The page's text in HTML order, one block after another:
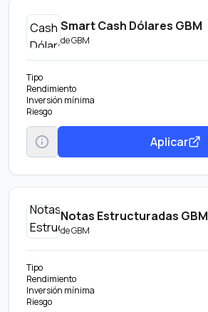
Smart Cash Dólares GBM
deGBM
Tipo
Rendimiento
Inversión mínima
Riesgo
Aplicar
Notas Estructuradas GBM
deGBM
Tipo
Rendimiento
Inversión mínima
Riesgo